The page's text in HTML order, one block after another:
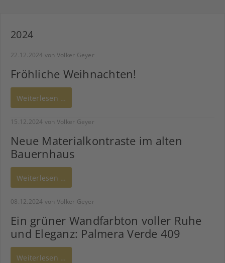
2024
22.12.2024 von Volker Geyer
Fröhliche Weihnachten!
Weiterlesen …
15.12.2024 von Volker Geyer
Neue Materialkontraste im alten
Bauernhaus
Weiterlesen …
08.12.2024 von Volker Geyer
Ein grüner Wandfarbton voller Ruhe
und Eleganz: Palmera Verde 409
Weiterlesen …